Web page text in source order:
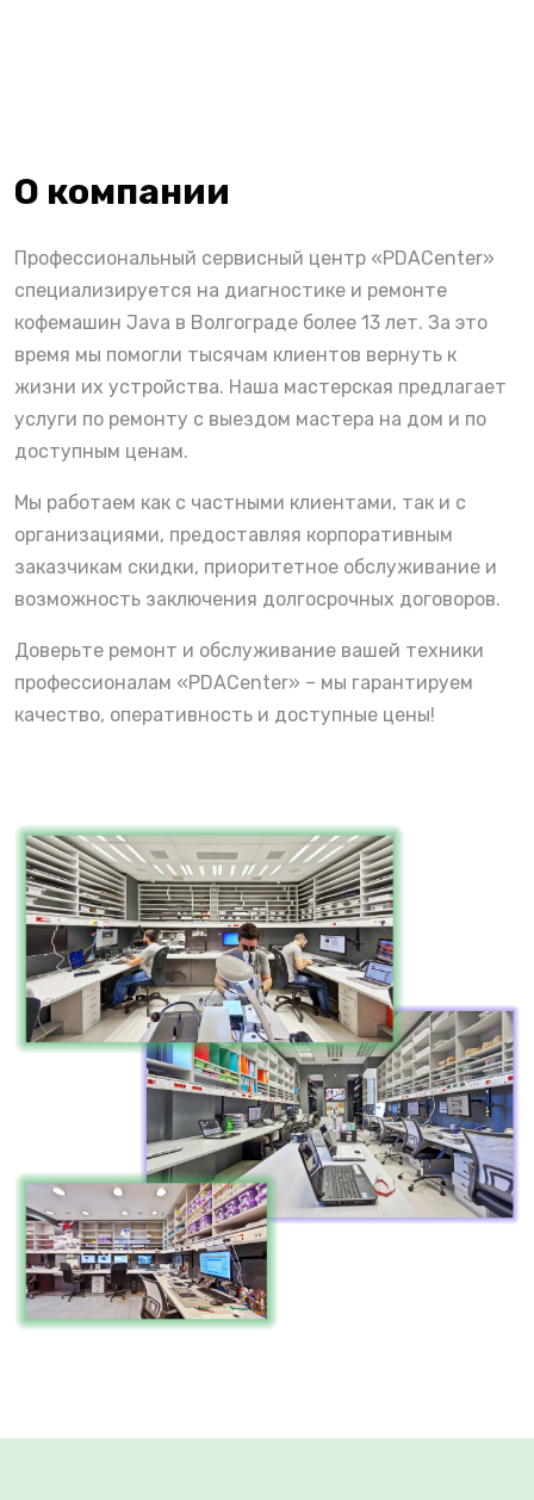
О компании
Профессиональный сервисный центр «PDACenter»
специализируется на диагностике и ремонте
кофемашин Java в Волгограде более 13 лет. За это
время мы помогли тысячам клиентов вернуть к
жизни их устройства. Наша мастерская предлагает
услуги по ремонту с выездом мастера на дом и по
доступным ценам.
Мы работаем как с частными клиентами, так и с
организациями, предоставляя корпоративным
заказчикам скидки, приоритетное обслуживание и
возможность заключения долгосрочных договоров.
Доверьте ремонт и обслуживание вашей техники
профессионалам «PDACenter» – мы гарантируем
качество, оперативность и доступные цены!